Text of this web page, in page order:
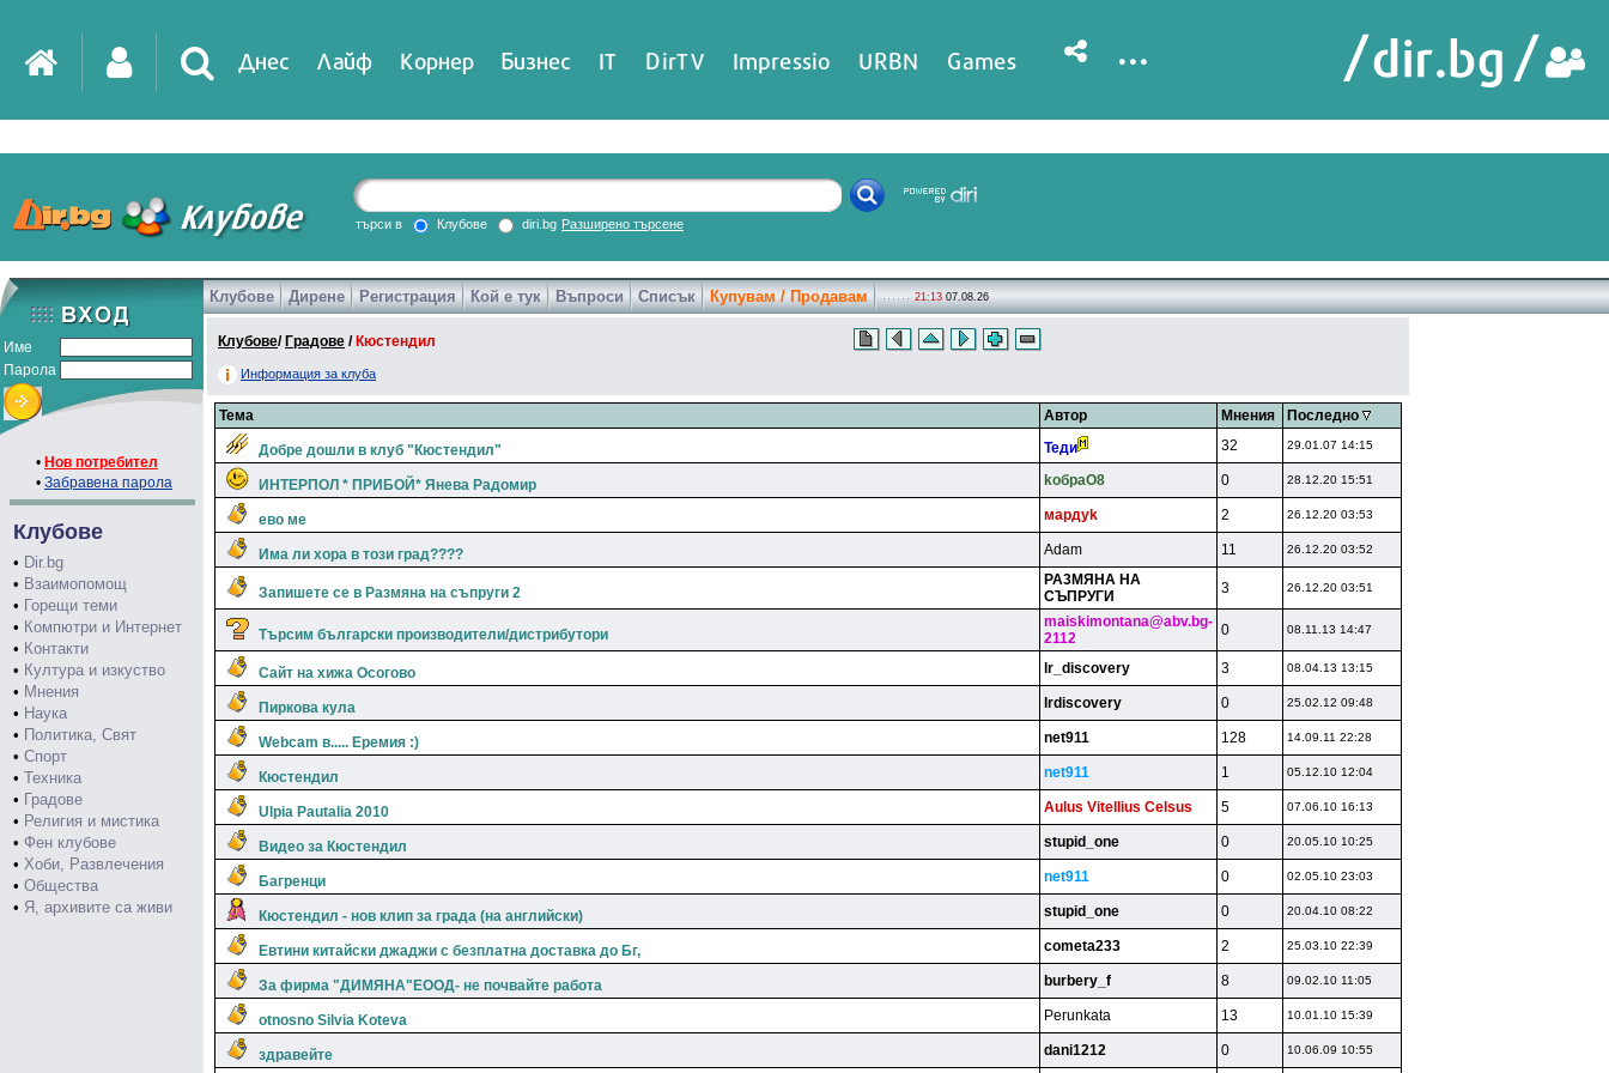
Днес Лайф Корнер Бизнес IT DirTV Impressio URBN Games ...
търси в Клубове diri.bg Разширено търсене
Име
Парола
• Нов потребител
• Забравена парола
Клубове
• Dir.bg
• Взаимопомощ
• Горещи теми
• Компютри и Интернет
• Контакти
• Култура и изкуство
• Мнения
• Наука
• Политика, Свят
• Спорт
• Техника
• Градове
• Религия и мистика
• Фен клубове
• Хоби, Развлечения
• Общества
• Я, архивите са живи
Клубове Дирене Регистрация Кой е тук Въпроси Списък Купувам / Продавам 21:13 07.08.26
Клубове/ Градове / Кюстендил
Информация за клуба
Тема Автор Мнения Последно
Добре дошли в клуб "Кюстендил" Teди 32 29.01.07 14:15
ИНТЕРПОЛ * ПРИБОЙ* Янева Радомир koбpaO8 0 28.12.20 15:51
ево ме мapдyk 2 26.12.20 03:53
Има ли хора в този град???? Adam 11 26.12.20 03:52
Запишете се в Размяна на съпруги 2
PA3MЯHA HA
CЪПPУГИ
3 26.12.20 03:51
Търсим български производители/дистрибутори
maiskimontana@abv.bg-
2112
0 08.11.13 14:47
Сайт на хижа Осогово lr_discovery 3 08.04.13 13:15
Пиркова кула lrdiscovery 0 25.02.12 09:48
Webcam в..... Еремия :) net911 128 14.09.11 22:28
Кюстендил net911 1 05.12.10 12:04
Ulpia Pautalia 2010 Aulus Vitellius Celsus 5 07.06.10 16:13
Видео за Кюстендил stupid_one 0 20.05.10 10:25
Багренци net911 0 02.05.10 23:03
Кюстендил - нов клип за града (на английски) stupid_one 0 20.04.10 08:22
Евтини китайски джаджи с безплатна доставка до Бг, cometa233 2 25.03.10 22:39
За фирма "ДИМЯНА"ЕООД- не почвайте работа burbery_f 8 09.02.10 11:05
otnosno Silvia Koteva Perunkata 13 10.01.10 15:39
здравейте dani1212 0 10.06.09 10:55